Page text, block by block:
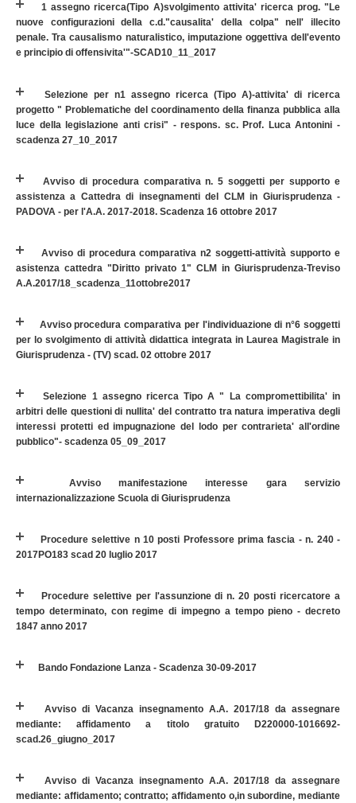
1 assegno ricerca(Tipo A)svolgimento attivita' ricerca prog. "Le
nuove configurazioni della c.d."causalita' della colpa" nell' illecito
penale. Tra causalismo naturalistico, imputazione oggettiva dell'evento
e principio di offensivita'"-SCAD10_11_2017
Selezione per n1 assegno ricerca (Tipo A)-attivita' di ricerca
progetto " Problematiche del coordinamento della finanza pubblica alla
luce della legislazione anti crisi" - respons. sc. Prof. Luca Antonini -
scadenza 27_10_2017
Avviso di procedura comparativa n. 5 soggetti per supporto e
assistenza a Cattedra di insegnamenti del CLM in Giurisprudenza -
PADOVA - per l'A.A. 2017-2018. Scadenza 16 ottobre 2017
Avviso di procedura comparativa n2 soggetti-attività supporto e
asistenza cattedra "Diritto privato 1" CLM in Giurisprudenza-Treviso
A.A.2017/18_scadenza_11ottobre2017
Avviso procedura comparativa per l'individuazione di n°6 soggetti
per lo svolgimento di attività didattica integrata in Laurea Magistrale in
Giurisprudenza - (TV) scad. 02 ottobre 2017
Selezione 1 assegno ricerca Tipo A " La compromettibilita' in
arbitri delle questioni di nullita' del contratto tra natura imperativa degli
interessi protetti ed impugnazione del lodo per contrarieta' all'ordine
pubblico"- scadenza 05_09_2017
Avviso manifestazione interesse gara servizio
internazionalizzazione Scuola di Giurisprudenza
Procedure selettive n 10 posti Professore prima fascia - n. 240 -
2017PO183 scad 20 luglio 2017
Procedure selettive per l'assunzione di n. 20 posti ricercatore a
tempo determinato, con regime di impegno a tempo pieno - decreto
1847 anno 2017
Bando Fondazione Lanza - Scadenza 30-09-2017
Avviso di Vacanza insegnamento A.A. 2017/18 da assegnare
mediante: affidamento a titolo gratuito D220000-1016692-
scad.26_giugno_2017
Avviso di Vacanza insegnamento A.A. 2017/18 da assegnare
mediante: affidamento; contratto; affidamento o,in subordine, mediante